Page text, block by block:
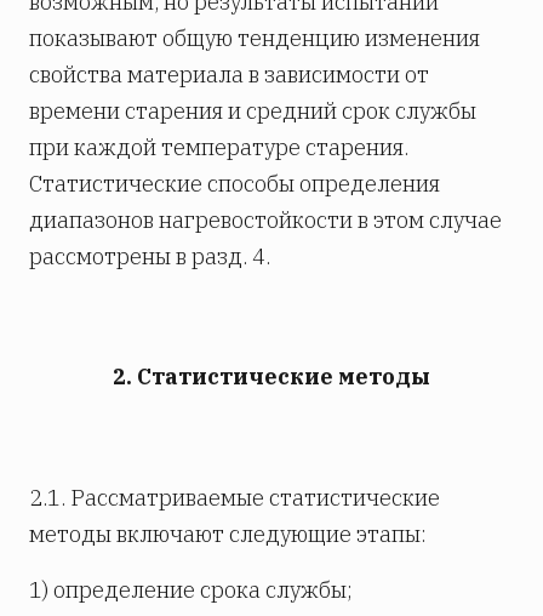
показывают общую тенденцию изменения
свойства материала в зависимости от
времени старения и средний срок службы
при каждой температуре старения.
Статистические способы определения
диапазонов нагревостойкости в этом случае
рассмотрены в разд. 4.
2. Статистические методы
2.1. Рассматриваемые статистические
методы включают следующие этапы:
1) определение срока службы;